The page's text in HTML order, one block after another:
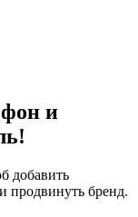
и
добавить
продвинуть бренд.